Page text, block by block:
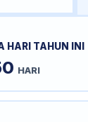
HARI TAHUN INI
HARI